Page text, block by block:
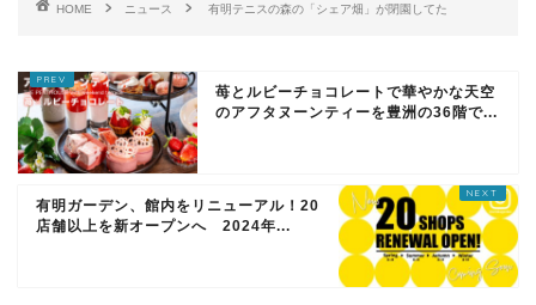
HOME ニュース 有明テニスの森の「シェア畑」が閉園してた
苺とルビーチョコレートで華やかな天空
のアフタヌーンティーを豊洲の36階で...
有明ガーデン、館内をリニューアル！20
店舗以上を新オープンへ 2024年...